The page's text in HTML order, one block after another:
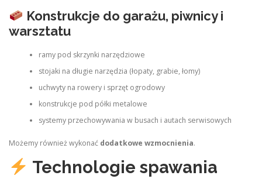
Konstrukcje do garażu, piwnicy i
warsztatu
ramy pod skrzynki narzędziowe
stojaki na długie narzędzia (łopaty, grabie, łomy)
uchwyty na rowery i sprzęt ogrodowy
konstrukcje pod półki metalowe
systemy przechowywania w busach i autach serwisowych
Możemy również wykonać dodatkowe wzmocnienia.
Technologie spawania